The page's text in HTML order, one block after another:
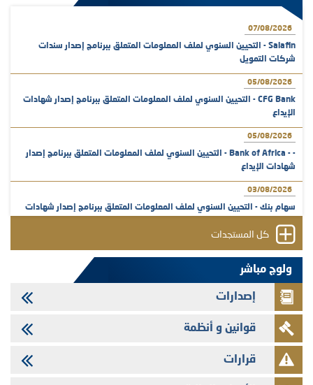
07/08/2026
Salafin - التحيين السنوي لملف المعلومات المتعلق ببرنامج إصدار سندات
شركات التمويل
05/08/2026
CFG Bank - التحيين السنوي لملف المعلومات المتعلق ببرنامج إصدار شهادات
الإيداع
05/08/2026
- - Bank of Africa - التحيين السنوي لملف المعلومات المتعلق ببرنامج إصدار
شهادات الإيداع
03/08/2026
سهام بنك - التحيين السنوي لملف المعلومات المتعلق ببرنامج إصدار شهادات
31/07/2026
VEOLIA ENVIRONNEMENT - تؤشر الهيئة المغربية لسوق الرساميل على
المنشور النهائي المتعلق بالزيادة في الرأسمال المخصصة لأجراء المجموعة
29/07/2026
وفابايل - التحيين السنوي لملف المعلومات المتعلق ببرنامج إصدار سندات
شركات التمويل
29/07/2026
تهنئة بمناسبة عيد العرش المجيد
كل المستجدات
ولوج مباشر
إصدارات
قوانين و أنظمة
قرارات